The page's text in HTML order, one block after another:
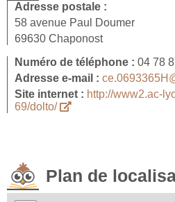
Adresse postale :
58 avenue Paul Doumer
69630 Chaponost
Numéro de téléphone : 04 78
Adresse e-mail :
Site internet : http://www2.ac-
69/dolto/
Plan de